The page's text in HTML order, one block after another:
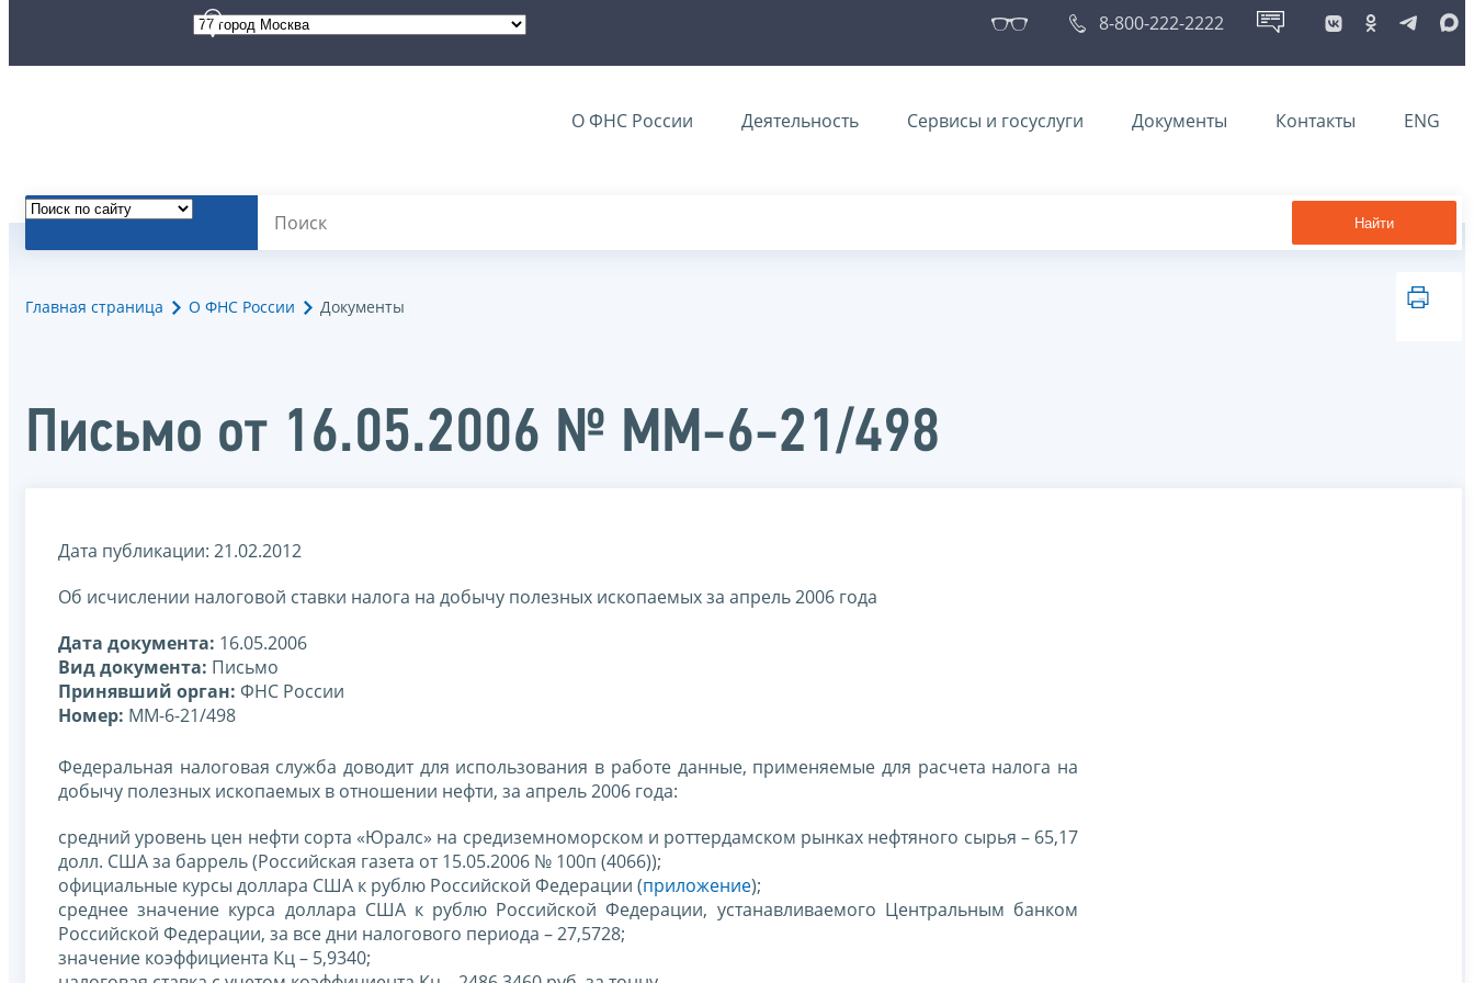
8-800-222-2222
О ФНС России Деятельность Сервисы и госуслуги Документы Контакты ENG
Найти
Главная страница О ФНС России Документы
Письмо от 16.05.2006 № ММ-6-21/498
Дата публикации: 21.02.2012
Об исчислении налоговой ставки налога на добычу полезных ископаемых за апрель 2006 года
Дата документа: 16.05.2006
Вид документа: Письмо
Принявший орган: ФНС России
Номер: ММ-6-21/498
Федеральная налоговая служба доводит для использования в работе данные, применяемые для расчета налога на
добычу полезных ископаемых в отношении нефти, за апрель 2006 года:
средний уровень цен нефти сорта «Юралс» на средиземноморском и роттердамском рынках нефтяного сырья – 65,17
долл. США за баррель (Российская газета от 15.05.2006 № 100п (4066));
официальные курсы доллара США к рублю Российской Федерации (приложение);
среднее значение курса доллара США к рублю Российской Федерации, устанавливаемого Центральным банком
Российской Федерации, за все дни налогового периода – 27,5728;
значение коэффициента Кц – 5,9340;